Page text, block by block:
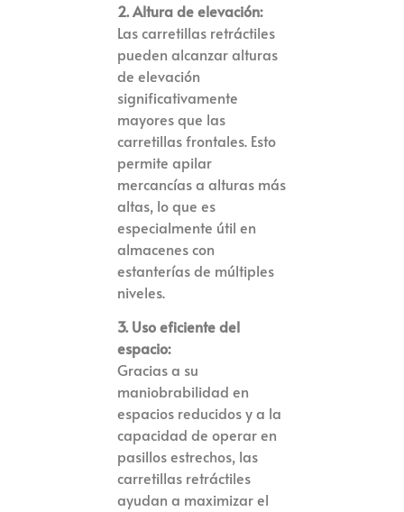
2. Altura de elevación:
Las carretillas retráctiles
pueden alcanzar alturas
de elevación
significativamente
mayores que las
carretillas frontales. Esto
permite apilar
mercancías a alturas más
altas, lo que es
especialmente útil en
almacenes con
estanterías de múltiples
niveles.
3. Uso eficiente del
espacio:
Gracias a su
maniobrabilidad en
espacios reducidos y a la
capacidad de operar en
pasillos estrechos, las
carretillas retráctiles
ayudan a maximizar el